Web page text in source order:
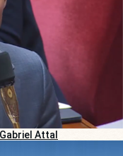
Attal